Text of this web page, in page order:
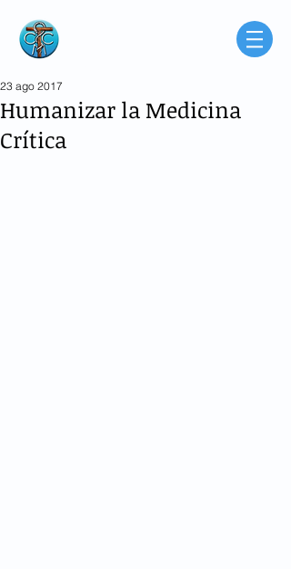
Humanizar la Medicina
Crítica
23 ago 2017